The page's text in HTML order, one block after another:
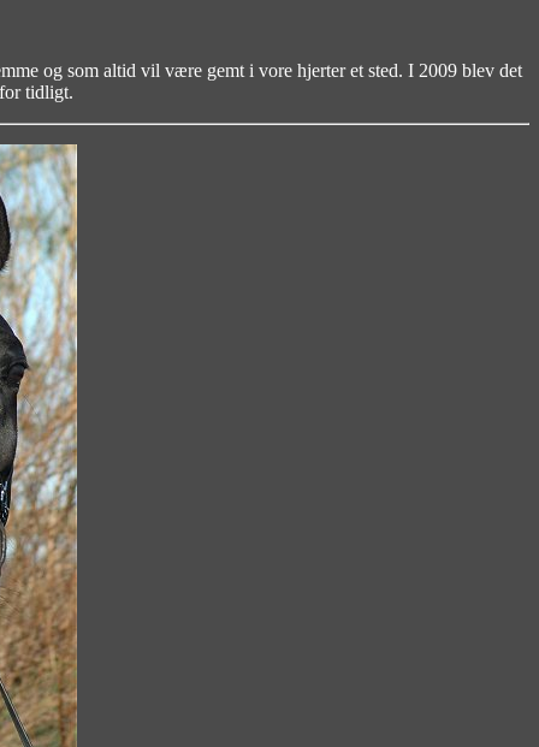
og som altid vil være gemt i vore hjerter et sted. I 2009 blev det
tidligt.